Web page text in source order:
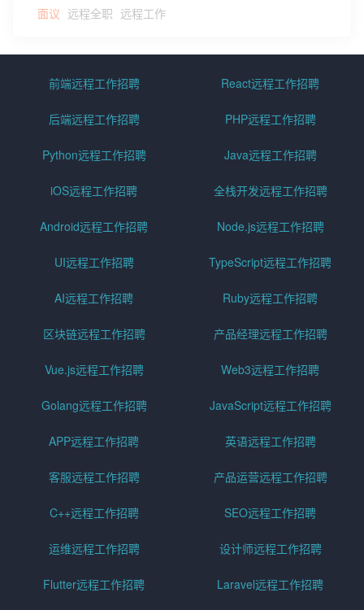
面议 远程全职 远程工作
前端远程工作招聘 React远程工作招聘
后端远程工作招聘 PHP远程工作招聘
Python远程工作招聘 Java远程工作招聘
iOS远程工作招聘 全栈开发远程工作招聘
Android远程工作招聘 Node.js远程工作招聘
UI远程工作招聘 TypeScript远程工作招聘
AI远程工作招聘 Ruby远程工作招聘
区块链远程工作招聘 产品经理远程工作招聘
Vue.js远程工作招聘 Web3远程工作招聘
Golang远程工作招聘 JavaScript远程工作招聘
APP远程工作招聘 英语远程工作招聘
客服远程工作招聘 产品运营远程工作招聘
C++远程工作招聘 SEO远程工作招聘
运维远程工作招聘 设计师远程工作招聘
Flutter远程工作招聘 Laravel远程工作招聘